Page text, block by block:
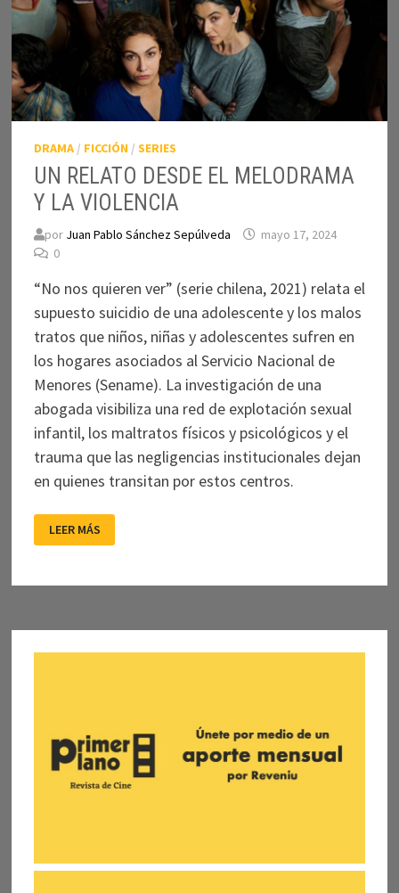
DRAMA/ FICCIÓN / SERIES
UN RELATO DESDE EL MELODRAMA
Y LA VIOLENCIA
por Juan Pablo Sánchez Sepúlveda
mayo 17, 2024
0
“No nos quieren ver” (serie chilena, 2021) relata el
supuesto suicidio de una adolescente y los malos
tratos que niños, niñas y adolescentes sufren en
los hogares asociados al Servicio Nacional de
Menores (Sename). La investigación de una
abogada visibiliza una red de explotación sexual
infantil, los maltratos físicos y psicológicos y el
trauma que las negligencias institucionales dejan
en quienes transitan por estos centros.
RELATO
DESDE
Y
LEER MÁS